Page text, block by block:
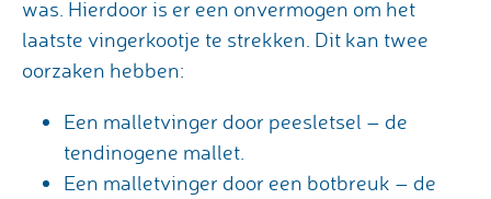
was. Hierdoor is er een onvermogen om het
laatste vingerkootje te strekken. Dit kan twee
oorzaken hebben:
Een malletvinger door peesletsel – de
tendinogene mallet.
Een malletvinger door een botbreuk – de